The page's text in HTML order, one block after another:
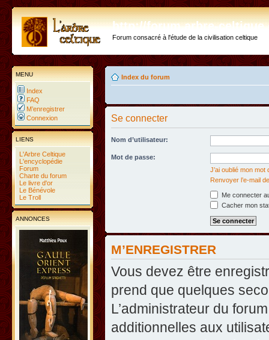
http://forum.arbre-
Forum consacré à l'étude de la civilisation celtique
MENU
Index
FAQ
M’enregistrer
Connexion
LIENS
L'Arbre Celtique
L'encyclopédie
Forum
Charte du forum
Le livre d'or
Le Bénévole
Le Troll
ANNONCES
Index du forum
Se connecter
Nom d’utilisateur:
Mot de passe:
J’ai oublié mon mot
Renvoyer l’e-mail
Me connecter
Cacher mon
M’ENREGISTRER
Vous devez être
prend que quelques
L’administrateur du
additionnelles aux